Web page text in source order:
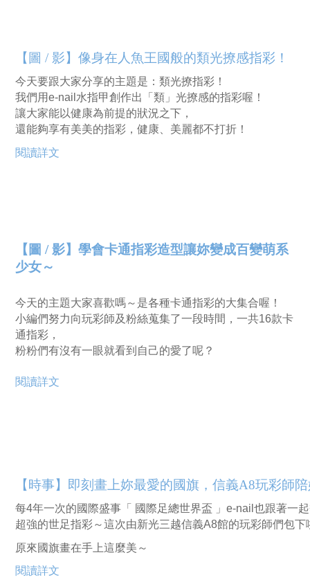
【圖 / 影】像身在人魚王國般的類光撩感指彩！
今天要跟大家分享的主題是：類光撩指彩！
我們用e-nail水指甲創作出「類」光撩感的指彩喔！
讓大家能以健康為前提的狀況之下，
還能夠享有美美的指彩，健康、美麗都不打折！
閱讀詳文
【圖 / 影】學會卡通指彩造型讓妳變成百變萌系
少女～
今天的主題大家喜歡嗎～是各種卡通指彩的大集合喔！
小編們努力向玩彩師及粉絲蒐集了一段時間，一共16款卡
通指彩，
粉粉們有沒有一眼就看到自己的愛了呢？
閱讀詳文
【時事】即刻畫上妳最愛的國旗，信義A8玩彩師
每4年一次的國際盛事「 國際足總世界盃 」e-nail也跟著一
超強的世足指彩～這次由新光三越信義A8館的玩彩師們包下
原來國旗畫在手上這麼美～
閱讀詳文